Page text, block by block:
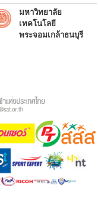
มหาวิทยาลัย
เทคโนโลยี
พระจอมเกล้าธนบุรี